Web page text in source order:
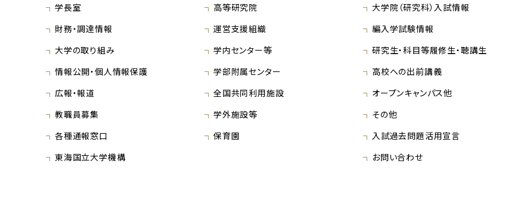
学長室
財務・調達情報
大学の取り組み
情報公開・個人情報保護
広報・報道
教職員募集
各種通報窓口
東海国立大学機構
高等研究院
運営支援組織
学内センター等
学部附属センター
全国共同利用施設
学外施設等
保育園
大学院（研究科）入試情報
編入学試験情報
研究生・科目等履修生・聴講生
高校への出前講義
オープンキャンパス他
その他
入試過去問題活用宣言
お問い合わせ